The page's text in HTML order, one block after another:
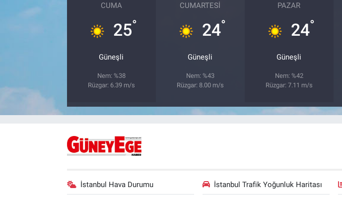
CUMA
25°
Güneşli
Nem: %38
Rüzgar: 6.39 m/s
CUMARTESI
24°
Güneşli
Nem: %43
Rüzgar: 8.00 m/s
PAZAR
24°
Güneşli
Nem: %42
Rüzgar: 7.11 m/s
İstanbul Hava Durumu İstanbul Trafik Yoğunluk Haritası